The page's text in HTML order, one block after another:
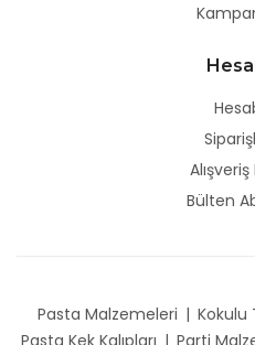
Bülten
Pasta Malzemeleri | Kokulu
Pasta Kek Kalıpları | Parti